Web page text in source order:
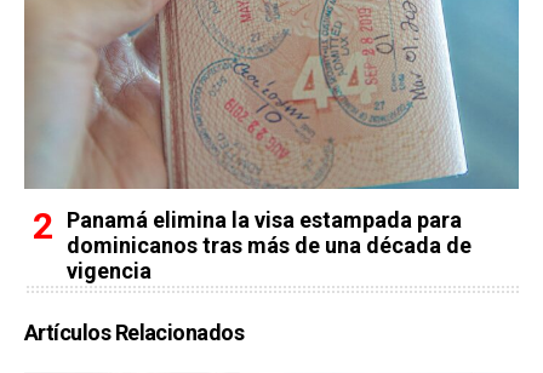
Panamá elimina la visa estampada para
dominicanos tras más de una década de
vigencia
Artículos Relacionados